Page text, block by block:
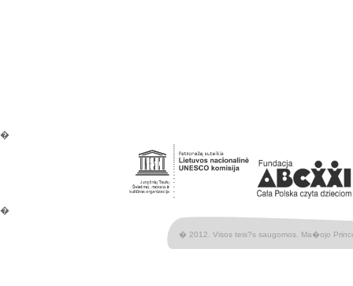
�
�
� 2012. Visos teis?s saugomos. Ma�ojo